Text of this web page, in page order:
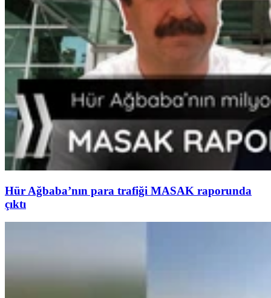
Hür Ağbaba’nın para trafiği MASAK raporunda
çıktı